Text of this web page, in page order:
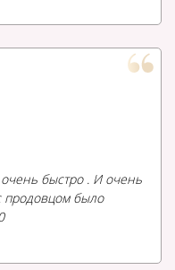
очень быстро . И очень
продовцом было